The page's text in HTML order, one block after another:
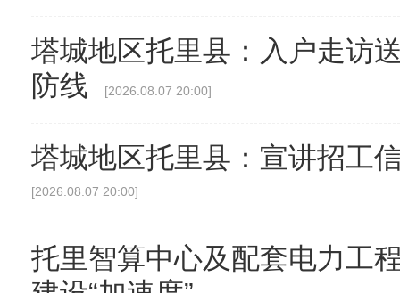
塔城地区托里县：入户走访
防线
[2026.08.07 20:00]
塔城地区托里县：宣讲招工
[2026.08.07 20:00]
托里智算中心及配套电力工